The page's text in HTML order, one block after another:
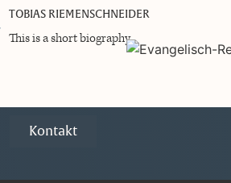
TOBIAS RIEMENSCHNEIDER
This is a short biography.
Kontakt